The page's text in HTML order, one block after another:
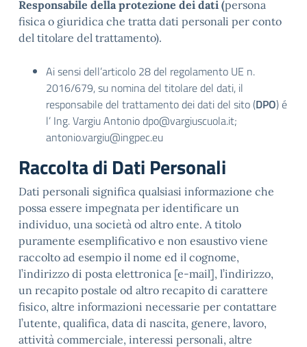
Responsabile della protezione dei dati (persona
fisica o giuridica che tratta dati personali per conto
del titolare del trattamento).
Ai sensi dell’articolo 28 del regolamento UE n.
2016/679, su nomina del titolare del dati, il
responsabile del trattamento dei dati del sito (DPO) é
l’ Ing. Vargiu Antonio dpo@vargiuscuola.it;
antonio.vargiu@ingpec.eu
Raccolta di Dati Personali
Dati personali significa qualsiasi informazione che
possa essere impegnata per identificare un
individuo, una società od altro ente. A titolo
puramente esemplificativo e non esaustivo viene
raccolto ad esempio il nome ed il cognome,
l’indirizzo di posta elettronica [e-mail], l’indirizzo,
un recapito postale od altro recapito di carattere
fisico, altre informazioni necessarie per contattare
l’utente, qualifica, data di nascita, genere, lavoro,
attività commerciale, interessi personali, altre